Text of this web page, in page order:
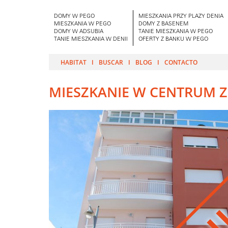
DOMY W PEGO
MIESZKANIA W PEGO
DOMY W ADSUBIA
TANIE MIESZKANIA W DENII
MIESZKANIA PRZY PLAZY DENIA
DOMY Z BASENEM
TANIE MIESZKANIA W PEGO
OFERTY Z BANKU W PEGO
HABITAT BUSCAR BLOG CONTACTO
MIESZKANIE W CENTRUM